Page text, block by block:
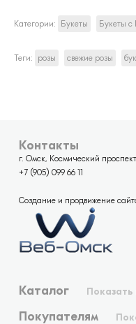
Категории: Букеты Букеты с
Теги: розы свежие розы
Контакты
г. Омск, Космический проспект
+7 (905) 099 66 11
Создание и продвижение
Каталог Показать
Покупателям